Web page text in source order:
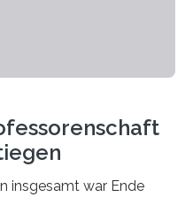
insgesamt war Ende